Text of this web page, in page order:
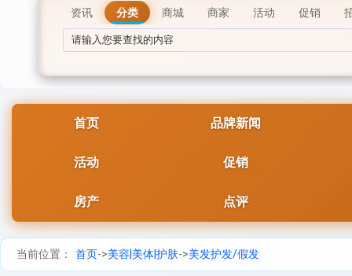
资讯 分类 商城 商家 活动 促销
首页 品牌新闻
活动 促销
房产 点评
当前位置： 首页->美容|美体|护肤->美发护发/假发